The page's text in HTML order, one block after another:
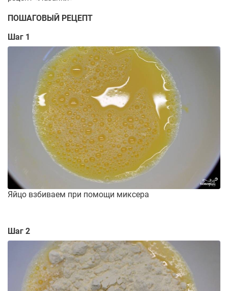
ПОШАГОВЫЙ РЕЦЕПТ
Шаг 1
Яйцо взбиваем при помощи миксера
Шаг 2